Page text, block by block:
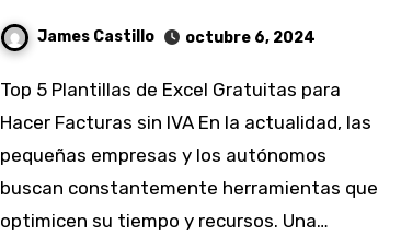
James Castillo octubre 6, 2024
Top 5 Plantillas de Excel Gratuitas para
Hacer Facturas sin IVA En la actualidad, las
pequeñas empresas y los autónomos
buscan constantemente herramientas que
optimicen su tiempo y recursos. Una…